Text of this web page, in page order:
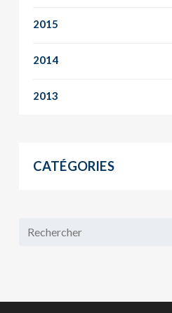
2015
2014
2013
CATÉGORIES